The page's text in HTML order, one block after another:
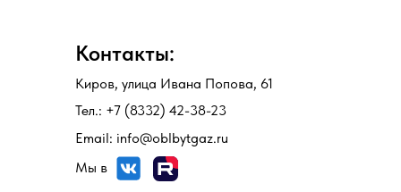
Контакты:
Киров, улица Ивана Попова, 61
Тел.: +7 (8332) 42-38-23
Email: info@oblbytgaz.ru
Мы в